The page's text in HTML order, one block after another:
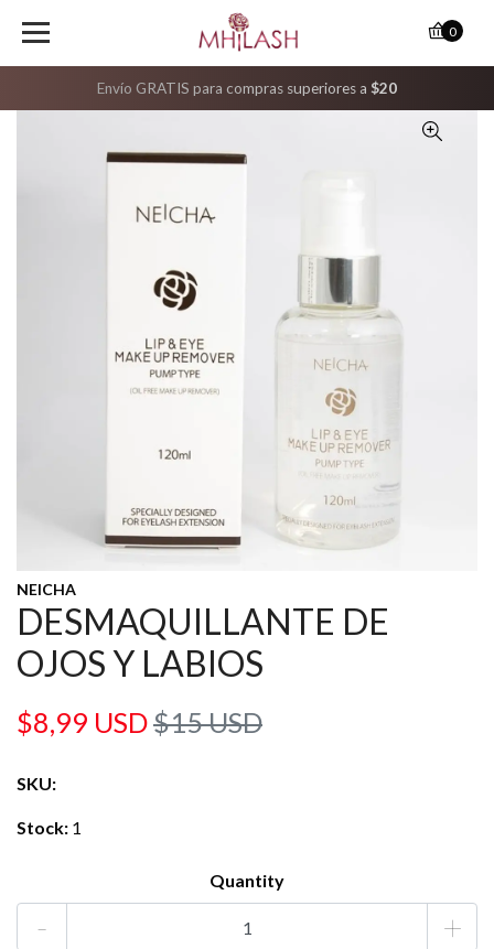
Envío GRATIS para compras superiores a $20
0
NEICHA
DESMAQUILLANTE DE
OJOS Y LABIOS
$8,99 USD$15 USD
SKU:
Stock: 1
Quantity
- +